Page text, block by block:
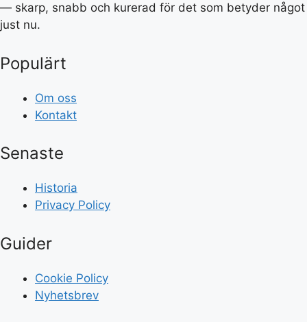
— skarp, snabb och kurerad för det som betyder något
just nu.
Populärt
Om oss
Kontakt
Senaste
Historia
Privacy Policy
Guider
Cookie Policy
Nyhetsbrev